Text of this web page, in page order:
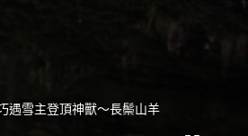
遇雪主登頂神獸～長鬃山羊